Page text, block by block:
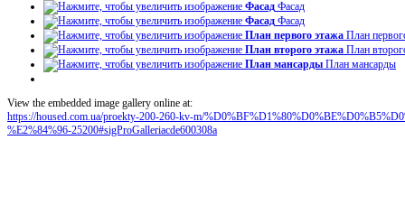
Фасад Фасад
Фасад Фасад
План первого этажа План
План второго этажа План
План мансарды План мансарды
View the embedded image gallery online at:
https://housed.com.ua/proekty-200-260-kv-m/
%E2%84%96-25200#sigProGalleriacde600308a